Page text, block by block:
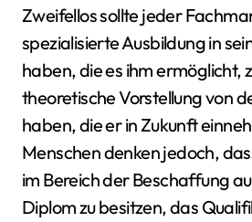
Zweifellos sollte jeder
spezialisierte Ausbildung in
haben, die es ihm ermöglicht,
theoretische Vorstellung von
haben, die er in Zukunft
Menschen denken jedoch,
im Bereich der Beschaffung
Diplom zu besitzen, das